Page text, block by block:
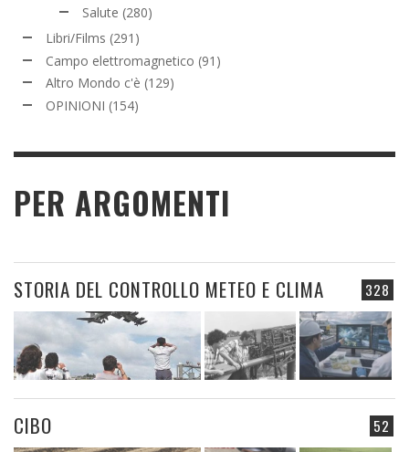
Salute (280)
Libri/Films (291)
Campo elettromagnetico (91)
Altro Mondo c'è (129)
OPINIONI (154)
PER ARGOMENTI
328
STORIA DEL CONTROLLO METEO E CLIMA
52
CIBO